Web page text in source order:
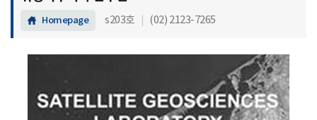
Homepage s203호 (02) 2123-7265​